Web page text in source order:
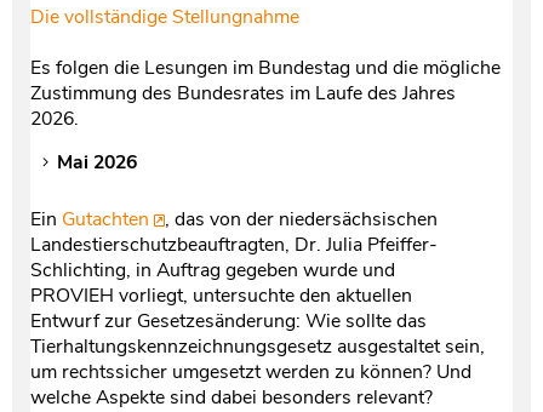
Die vollständige Stellungnahme
Es folgen die Lesungen im Bundestag und die mögliche
Zustimmung des Bundesrates im Laufe des Jahres
2026.
Mai 2026
Ein Gutachten
, das von der niedersächsischen
Landestierschutzbeauftragten, Dr. Julia Pfeiffer-
Schlichting, in Auftrag gegeben wurde und
PROVIEH vorliegt, untersuchte den aktuellen
Entwurf zur Gesetzesänderung: Wie sollte das
Tierhaltungskennzeichnungsgesetz ausgestaltet sein,
um rechtssicher umgesetzt werden zu können? Und
welche Aspekte sind dabei besonders relevant?